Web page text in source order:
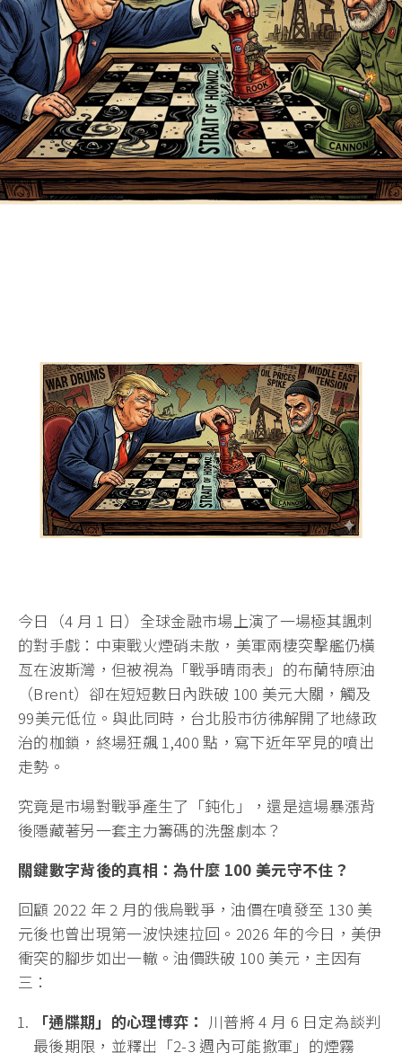
今日（4 月 1 日）全球金融市場上演了一場極其諷刺
的對手戲：中東戰火煙硝未散，美軍兩棲突擊艦仍橫
亙在波斯灣，但被視為「戰爭晴雨表」的布蘭特原油
（Brent）卻在短短數日內跌破 100 美元大關，觸及
99美元低位。與此同時，台北股市彷彿解開了地緣政
治的枷鎖，終場狂飆 1,400 點，寫下近年罕見的噴出
走勢。
究竟是市場對戰爭產生了「鈍化」，還是這場暴漲背
後隱藏著另一套主力籌碼的洗盤劇本？
關鍵數字背後的真相：為什麼 100 美元守不住？
回顧 2022 年 2 月的俄烏戰爭，油價在噴發至 130 美
元後也曾出現第一波快速拉回。2026 年的今日，美伊
衝突的腳步如出一轍。油價跌破 100 美元，主因有
三：
「通牒期」的心理博弈： 川普將 4 月 6 日定為談判
最後期限，並釋出「2-3 週內可能撤軍」的煙霧